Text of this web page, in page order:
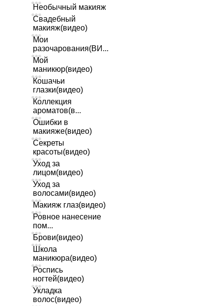
Необычный макияж
Свадебный
макияж(видео)
Мои
разочарования(ВИ...
Мой
маникюр(видео)
Кошачьи
глазки(видео)
Коллекция
ароматов(в...
Ошибки в
макияже(видео)
Секреты
красоты(видео)
Уход за
лицом(видео)
Уход за
волосами(видео)
Макияж глаз(видео)
Ровное нанесение
пом...
Брови(видео)
Школа
маникюра(видео)
Роспись
ногтей(видео)
Укладка
волос(видео)